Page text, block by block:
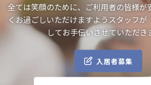
全ては笑顔のために、ご利用者の皆様が
くお過ごしいただけますようスタッフが
してお手伝いさせていただき
入居者募集